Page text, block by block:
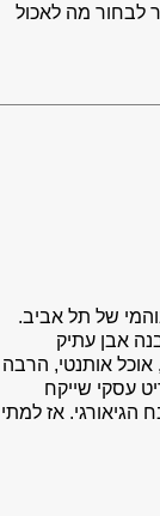
לבחור מה לאכול
של תל אביב.
אבן עתיק
אוכל אותנטי, הרבה
עסקי שייקח
אז למתי